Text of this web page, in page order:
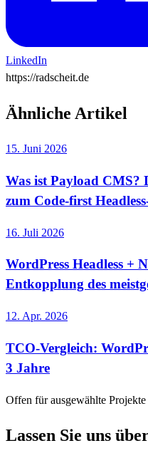
LinkedIn
https://radscheit.de
Ähnliche Artikel
15. Juni 2026
Was ist Payload CMS?
zum Code-first
16. Juli 2026
WordPress Headless +
Entkopplung des
12. Apr. 2026
TCO-Vergleich:
3 Jahre
Offen für ausgewählte Projekte
Lassen Sie uns